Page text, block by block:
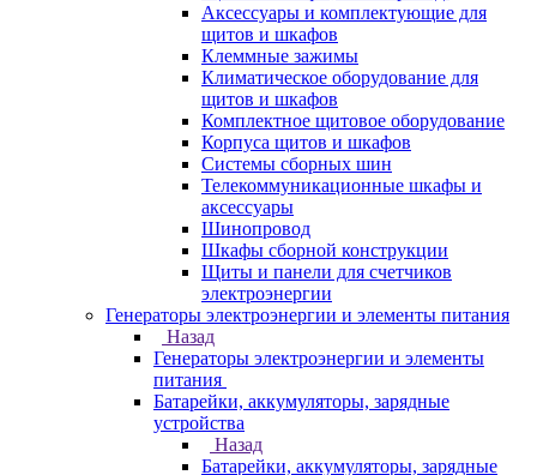
Аксессуары и комплектующие для
щитов и шкафов
Клеммные зажимы
Климатическое оборудование для
щитов и шкафов
Комплектное щитовое оборудование
Корпуса щитов и шкафов
Системы сборных шин
Телекоммуникационные шкафы и
аксессуары
Шинопровод
Шкафы сборной конструкции
Щиты и панели для счетчиков
электроэнергии
Генераторы электроэнергии и элементы питания
Назад
Генераторы электроэнергии и элементы
питания
Батарейки, аккумуляторы, зарядные
устройства
Назад
Батарейки, аккумуляторы, зарядные